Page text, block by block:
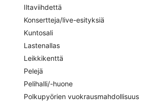
Iltaviihdettä
Konsertteja/live-esityksiä
Kuntosali
Lastenallas
Leikkikenttä
Pelejä
Pelihalli/-huone
Polkupyörien vuokrausmahdollisuus